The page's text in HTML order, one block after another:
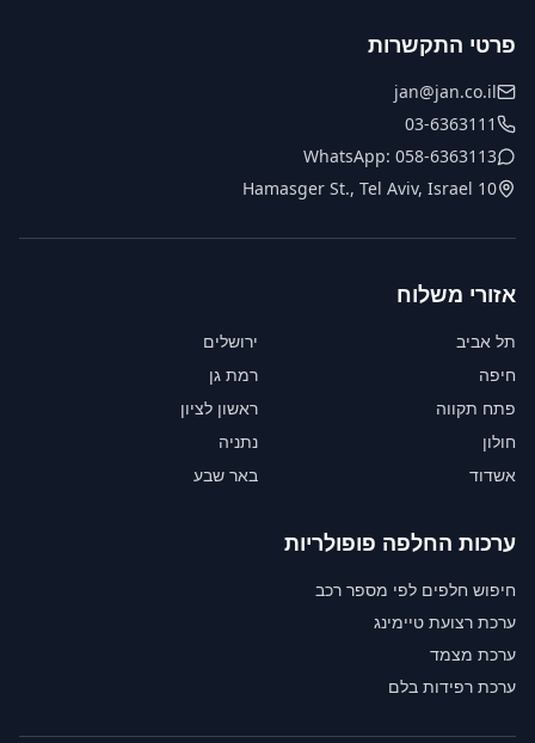
פרטי התקשרות
jan@jan.co.il
03-6363111
WhatsApp: 058-6363113
10 Hamasger St., Tel Aviv, Israel
אזורי משלוח
תל אביב
ירושלים
חיפה
רמת גן
פתח תקווה
ראשון לציון
חולון
נתניה
אשדוד
באר שבע
ערכות החלפה פופולריות
חיפוש חלפים לפי מספר רכב
ערכת רצועת טיימינג
ערכת מצמד
ערכת רפידות בלם